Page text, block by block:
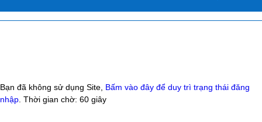
Bạn đã không sử dụng Site, Bấm vào đây để duy trì trạng thái đăng
nhập . Thời gian chờ: 60 giây